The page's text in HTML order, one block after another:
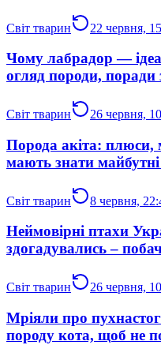
Світ тварин 22 червня,
Чому лабрадор —
огляд породи, поради
Світ тварин 26 червня,
Порода акіта: плюси,
мають знати майбутні
Світ тварин 8 червня,
Неймовірні птахи
здогадувались –
Світ тварин 26 червня,
Мріяли про
породу кота, щоб не